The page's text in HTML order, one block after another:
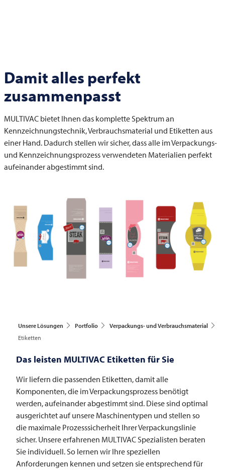
Damit alles perfekt
zusammenpasst
MULTIVAC bietet Ihnen das komplette Spektrum an
Kennzeichnungstechnik, Verbrauchsmaterial und Etiketten aus
einer Hand. Dadurch stellen wir sicher, dass alle im Verpackungs-
und Kennzeichnungsprozess verwendeten Materialien perfekt
aufeinander abgestimmt sind.
Unsere Lösungen Portfolio
Verpackungs- und Verbrauchsmaterial
Etiketten
Das leisten MULTIVAC Etiketten für Sie
Wir liefern die passenden Etiketten, damit alle
Komponenten, die im Verpackungsprozess benötigt
werden, aufeinander abgestimmt sind. Diese sind optimal
ausgerichtet auf unsere Maschinentypen und stellen so
die maximale Prozesssicherheit Ihrer Verpackungslinie
sicher. Unsere erfahrenen MULTIVAC Spezialisten beraten
Sie individuell. So lernen wir Ihre speziellen
Anforderungen kennen und setzen sie entsprechend für